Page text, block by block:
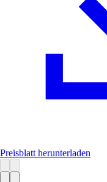
Preisblatt herunterladen